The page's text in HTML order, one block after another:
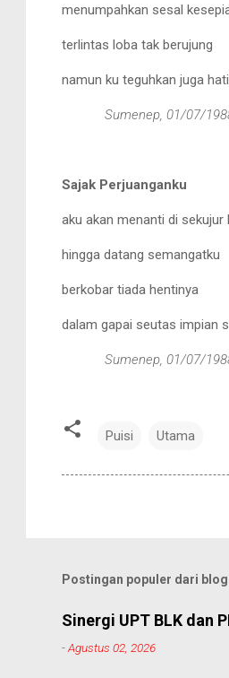
menumpahkan sesal
terlintas loba tak berujung
namun ku teguhkan juga hati
Sumenep, 01/07/19
Sajak Perjuanganku
aku akan menanti di sekujur
hingga datang semangatku
berkobar tiada hentinya
dalam gapai seutas impian
Sumenep, 01/07/19
Puisi Utama
Postingan populer dari
Sinergi UPT BLK dan
-Agustus 02, 2026